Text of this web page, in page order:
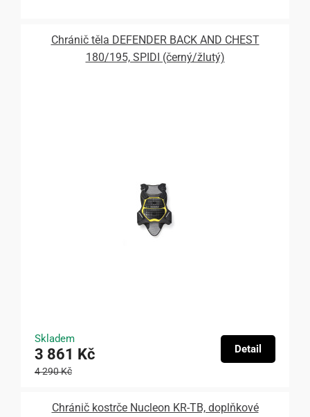
Chránič těla DEFENDER BACK AND CHEST
180/195, SPIDI (černý/žlutý)
Skladem
3 861 Kč
4 290 Kč
Detail
Chránič kostrče Nucleon KR-TB, doplňkové